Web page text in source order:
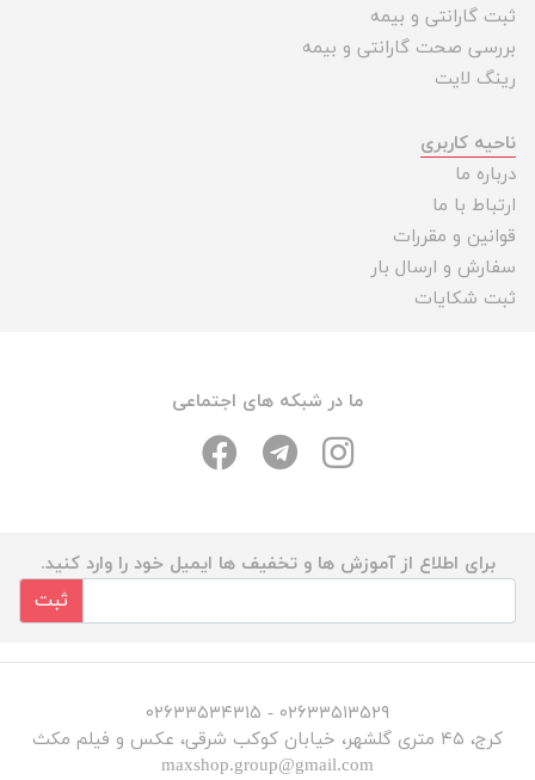
ثبت گارانتی و بیمه
بررسی صحت گارانتی و بیمه
رینگ لایت
ناحیه کاربری
درباره ما
ارتباط با ما
قوانین و مقررات
سفارش و ارسال بار
ثبت شکایات
ما در شبکه های اجتماعی
برای اطلاع از آموزش ها و تخفیف ها ایمیل خود را وارد کنید.
ثبت
۰۲۶۳۳۵۱۳۵۲۹ - ۰۲۶۳۳۵۳۴۳۱۵
کرج، ۴۵ متری گلشهر، خیابان کوکب شرقی، عکس و فیلم مکث
maxshop.group@gmail.com